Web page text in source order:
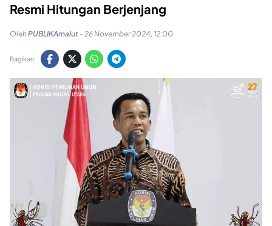
Resmi Hitungan Berjenjang
OlehPUBLIKAmalut - 26 November 2024, 12:00
Bagikan: